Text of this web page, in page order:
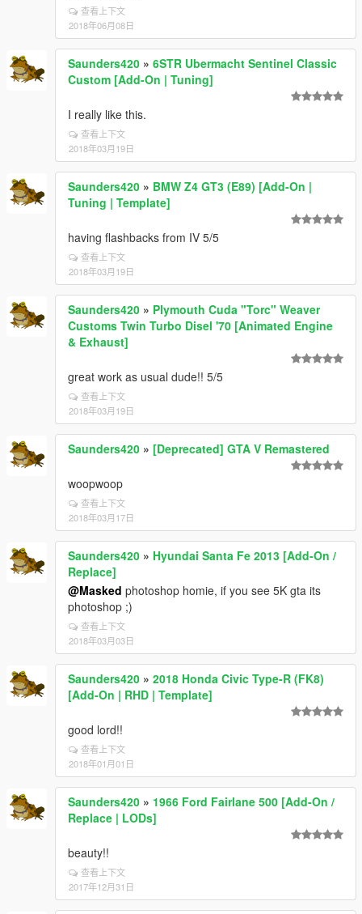
查看上下文
2018年06月08日
Saunders420 » 6STR Ubermacht Sentinel Classic
Custom [Add-On | Tuning]
I really like this.
查看上下文
2018年03月19日
Saunders420 » BMW Z4 GT3 (E89) [Add-On |
Tuning | Template]
having flashbacks from IV 5/5
查看上下文
2018年03月19日
Saunders420 » Plymouth Cuda "Torc" Weaver
Customs Twin Turbo Disel '70 [Animated Engine
& Exhaust]
great work as usual dude!! 5/5
查看上下文
2018年03月19日
Saunders420 » [Deprecated] GTA V Remastered
woopwoop
查看上下文
2018年03月17日
Saunders420 » Hyundai Santa Fe 2013 [Add-On /
Replace]
@Masked photoshop homie, if you see 5K gta its
photoshop ;)
查看上下文
2018年03月03日
Saunders420 » 2018 Honda Civic Type-R (FK8)
[Add-On | RHD | Template]
good lord!!
查看上下文
2018年01月01日
Saunders420 » 1966 Ford Fairlane 500 [Add-On /
Replace | LODs]
beauty!!
查看上下文
2017年12月31日